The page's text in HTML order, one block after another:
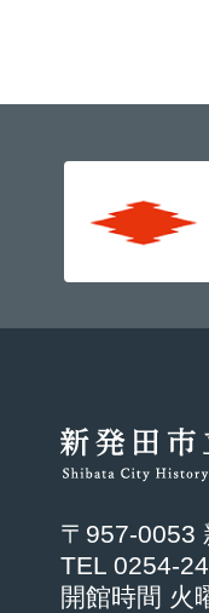
〒957-0053
TEL 0254-
開館時間 火